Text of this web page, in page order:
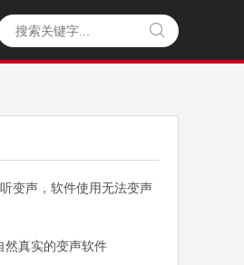

变声，软件使用无法变声
然真实的变声软件